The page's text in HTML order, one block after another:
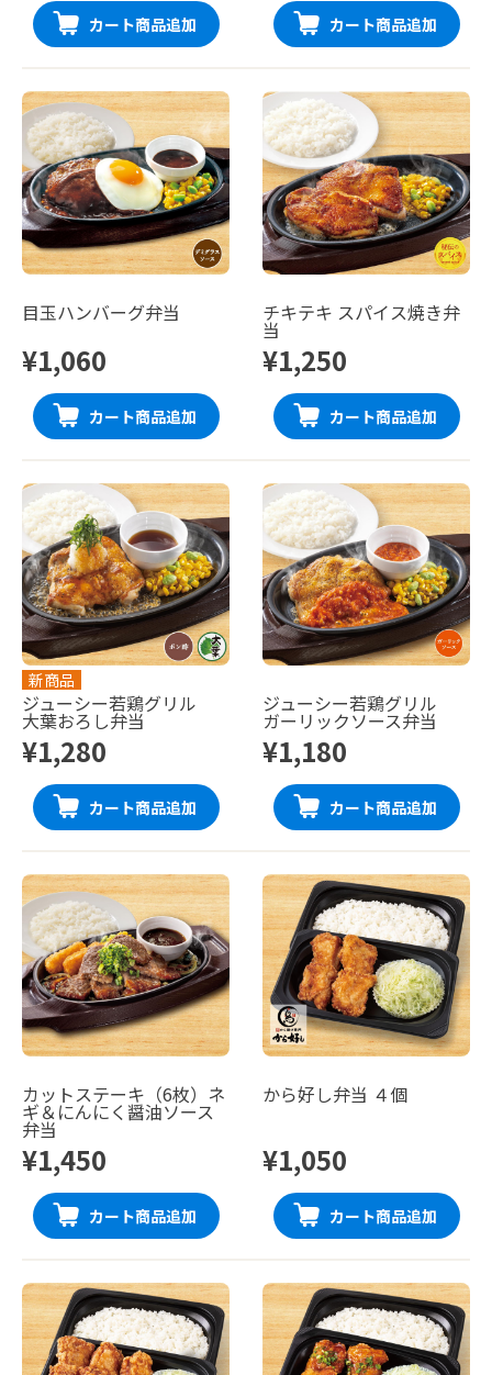
カート商品追加 カート商品追加
目玉ハンバーグ弁当
¥1,060
カート商品追加
チキテキ スパイス焼き弁
当
¥1,250
カート商品追加
新商品
ジューシー若鶏グリル
大葉おろし弁当
¥1,280
カート商品追加
ジューシー若鶏グリル
ガーリックソース弁当
¥1,180
カート商品追加
カットステーキ（6枚）ネ
ギ＆にんにく醤油ソース
弁当
¥1,450
カート商品追加
から好し弁当 ４個
¥1,050
カート商品追加